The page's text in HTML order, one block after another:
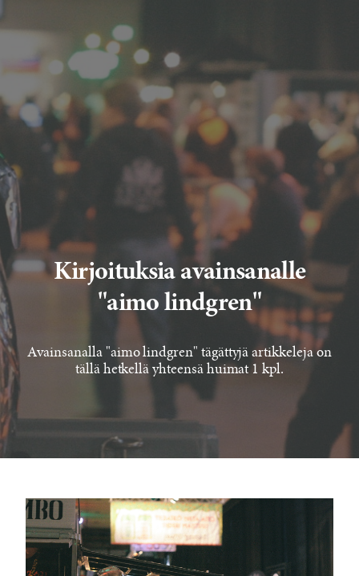
Kirjoituksia avainsanalle
"aimo lindgren"
Avainsanalla "aimo lindgren" tägättyjä artikkeleja on
tällä hetkellä yhteensä huimat 1 kpl.